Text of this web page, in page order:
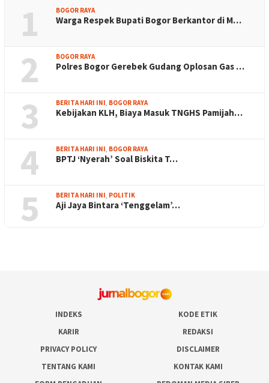
1 BOGOR RAYA
Warga Respek Bupati Bogor Berkantor di M…
2 BOGOR RAYA
Polres Bogor Gerebek Gudang Oplosan Gas …
3 BERITA HARI INI, BOGOR RAYA
Kebijakan KLH, Biaya Masuk TNGHS Pamijah…
4 BERITA HARI INI, BOGOR RAYA
BPTJ ‘Nyerah’ Soal Biskita T…
5 BERITA HARI INI, POLITIK
Aji Jaya Bintara ‘Tenggelam’…
INDEKS
KODE ETIK
KARIR
REDAKSI
PRIVACY POLICY
DISCLAIMER
TENTANG KAMI
KONTAK KAMI